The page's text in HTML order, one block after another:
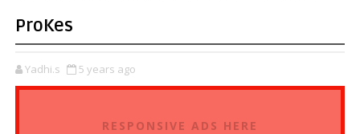
ProKes
Yadhi.s 5 years ago
RESPONSIVE ADS HERE